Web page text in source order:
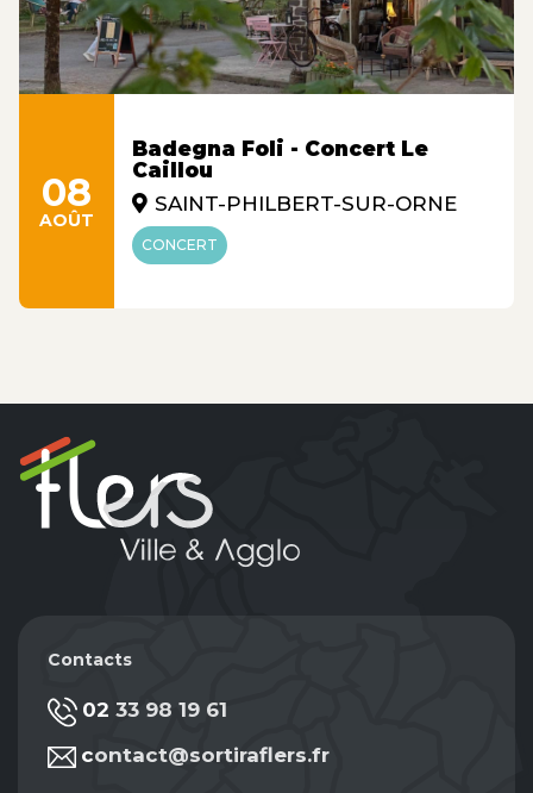
08
AOÛT
Badegna Foli - Concert Le
Caillou
SAINT-PHILBERT-SUR-ORNE
CONCERT
Contacts
02 33 98 19 61
contact@sortiraflers.fr